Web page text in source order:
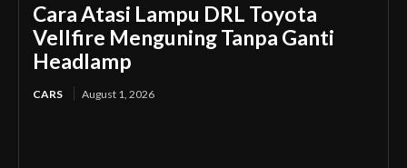
Cara Atasi Lampu DRL Toyota
Vellfire Menguning Tanpa Ganti
Headlamp
CARS August 1, 2026